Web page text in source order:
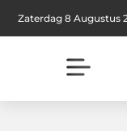
Zaterdag 8 Augustus